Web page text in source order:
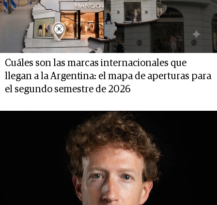
Cuáles son las marcas internacionales que
llegan a la Argentina: el mapa de aperturas para
el segundo semestre de 2026